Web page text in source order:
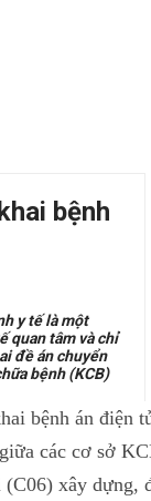
bệnh
y tế là một
quan tâm và chỉ
đề án chuyển
bệnh (KCB)
bệnh án
các cơ sở
xây dựng,